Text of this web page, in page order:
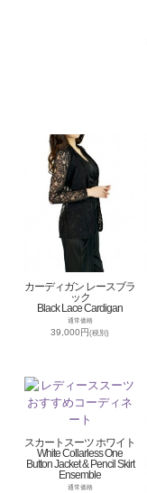
カーディガン レースブラ
ック
Black Lace Cardigan
通常価格
39,000円(税別)
スカートスーツ ホワイト
White Collarless One
Button Jacket & Pencil Skirt
Ensemble
通常価格